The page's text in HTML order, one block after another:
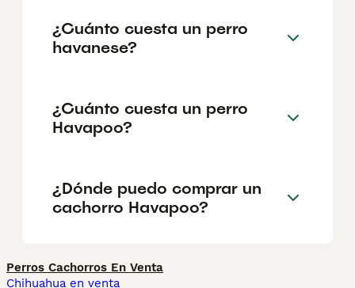
¿Cuánto cuesta un perro
havanese?
¿Cuánto cuesta un perro
Havapoo?
¿Dónde puedo comprar un
cachorro Havapoo?
Perros Cachorros En Venta
Chihuahua en venta